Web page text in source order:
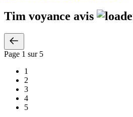
Tim voyance avis
Page 1 sur 5
1
2
3
4
5